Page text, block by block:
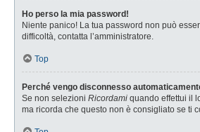
Ho perso la mia password!
Niente panico! La tua password non può
difficoltà, contatta l’amministratore.
Top
Perché vengo disconnesso
Se non selezioni Ricordami quando effettui il
ma ricorda che questo non è consigliato se ti